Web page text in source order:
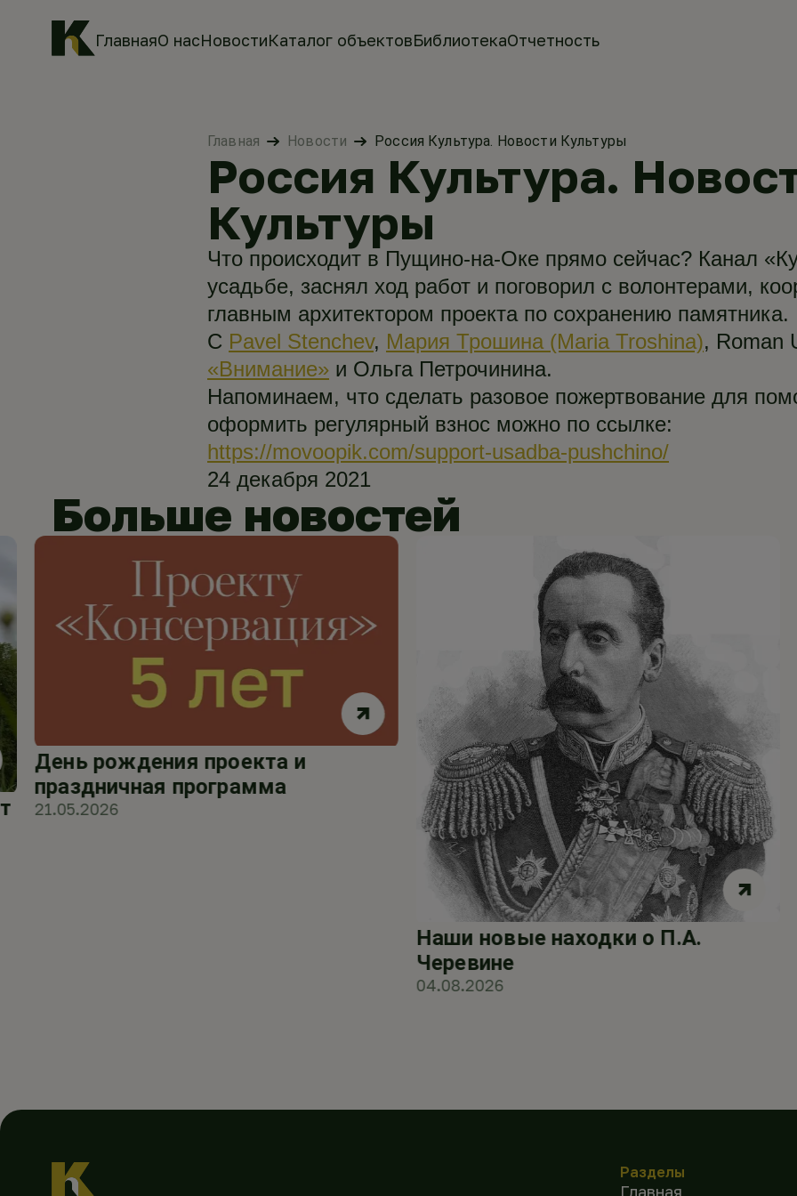
ГлавнаяО насНовостиКаталог объектовБиблиотекаОтчетность
Главная Новости Россия Культура. Новости Культуры
Россия Культура.
Культуры
Что происходит в Пущино-на-Оке прямо сейчас? Канал
усадьбе, заснял ход работ и поговорил с волонтерами,
главным архитектором проекта по сохранению памятника.
С Pavel Stenchev, Мария Трошина (Maria Troshina), Roman
«Внимание» и Ольга Петрочинина.
Напоминаем, что сделать разовое пожертвование для
оформить регулярный взнос можно по ссылке:
https://movoopik.com/support-usadba-pushchino/
24 декабря 2021
Больше новостей
День рождения проекта и
праздничная программа
21.05.2026
Наши новые находки о П.А.
Черевине
04.08.2026
Разделы
Главная